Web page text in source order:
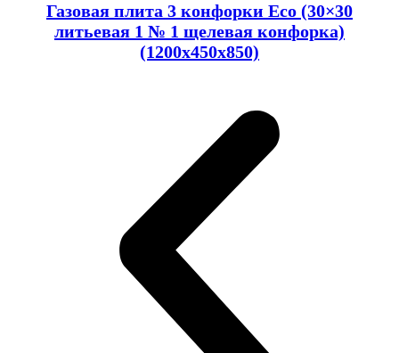
Газовая плита 3 конфорки Eco (30×30
литьевая 1 № 1 щелевая конфорка)
(1200x450x850)